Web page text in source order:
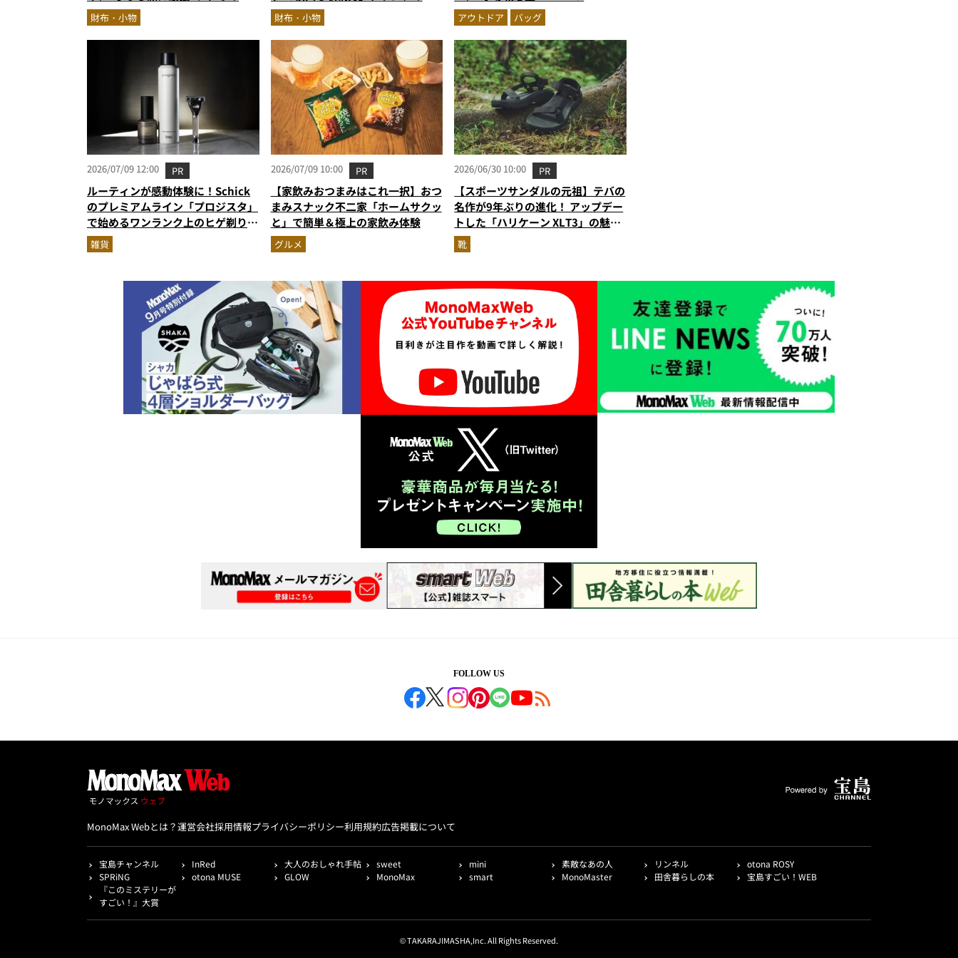
ールインワン…ほか【財布の人気記
事ランキングベスト3】（2026年6
月版）
財布・小物
コーディオンウォレットを徹底レビ
ュー。使い込むほどにツヤが出るプ
エブロレザーも優秀
財布・小物
DELUCAの豪華2点セット…ほか
【付録の人気記事ランキングベスト
3】（2026年6月版）
アウトドア バッグ
2026/07/09 12:00 PR
ルーティンが感動体験に！Schick
のプレミアムライン「プロジスタ」
で始めるワンランク上のヒゲ剃り習
慣
雑貨
2026/07/09 10:00 PR
【家飲みおつまみはこれ一択】おつ
まみスナック不二家「ホームサクッ
と」で簡単＆極上の家飲み体験
グルメ
2026/06/30 10:00 PR
【スポーツサンダルの元祖】テバの
名作が9年ぶりの進化！ アップデー
トした「ハリケーン XLT3」の魅力
を識者があらゆる角度から徹底解
説！
靴
FOLLOW US
MonoMax Webとは？運営会社採用情報プライバシーポリシー利用規約広告掲載について
宝島チャンネル InRed 大人のおしゃれ手帖 sweet mini 素敵なあの人 リンネル
otona ROSY
SPRiNG
otona MUSE GLOW MonoMax smart MonoMaster 田舎暮らしの本
宝島すごい！WEB
『このミステリーが
すごい！』大賞
© TAKARAJIMASHA,Inc. All Rights Reserved.